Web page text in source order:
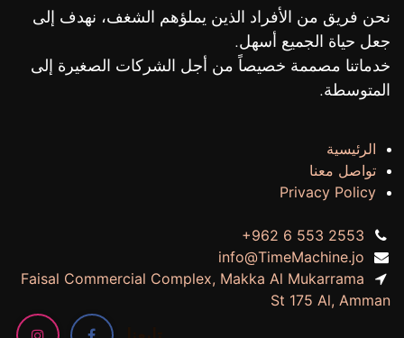
نحن فريق من الأفراد الذين يملؤهم الشغف، نهدف إلى
جعل حياة الجميع أسهل.
خدماتنا مصممة خصيصاً من أجل الشركات الصغيرة إلى
المتوسطة.
الرئيسية
تواصل معنا
Privacy Policy
+962 6 553 2553
info@TimeMachine.jo
Faisal Commercial Complex, Makka Al Mukarrama
St 175 Al, Amman